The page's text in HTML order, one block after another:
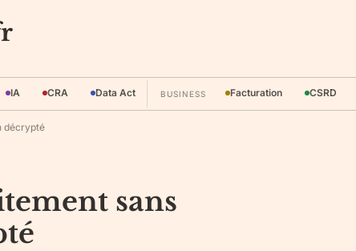
IA CRA Data Act BUSINESS Facturation CSRD
décrypté
sans